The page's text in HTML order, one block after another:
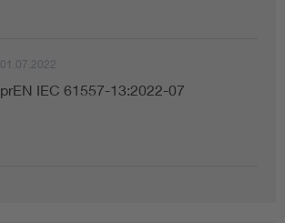
01.07.2022
prEN IEC 61557-13:2022-07